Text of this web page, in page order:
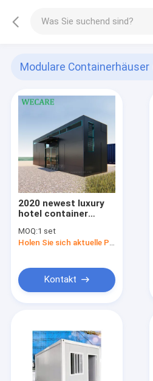
Modulare Containerhäuser
2020 newest luxury
hotel container
mini modular homes,
prefab container
MOQ:1 set
Holen Sie sich aktuelle Preis
Kontakt